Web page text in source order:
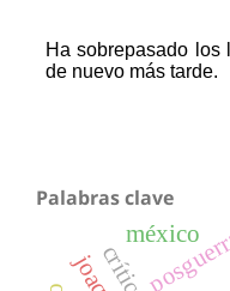
Palabras clave
méxico